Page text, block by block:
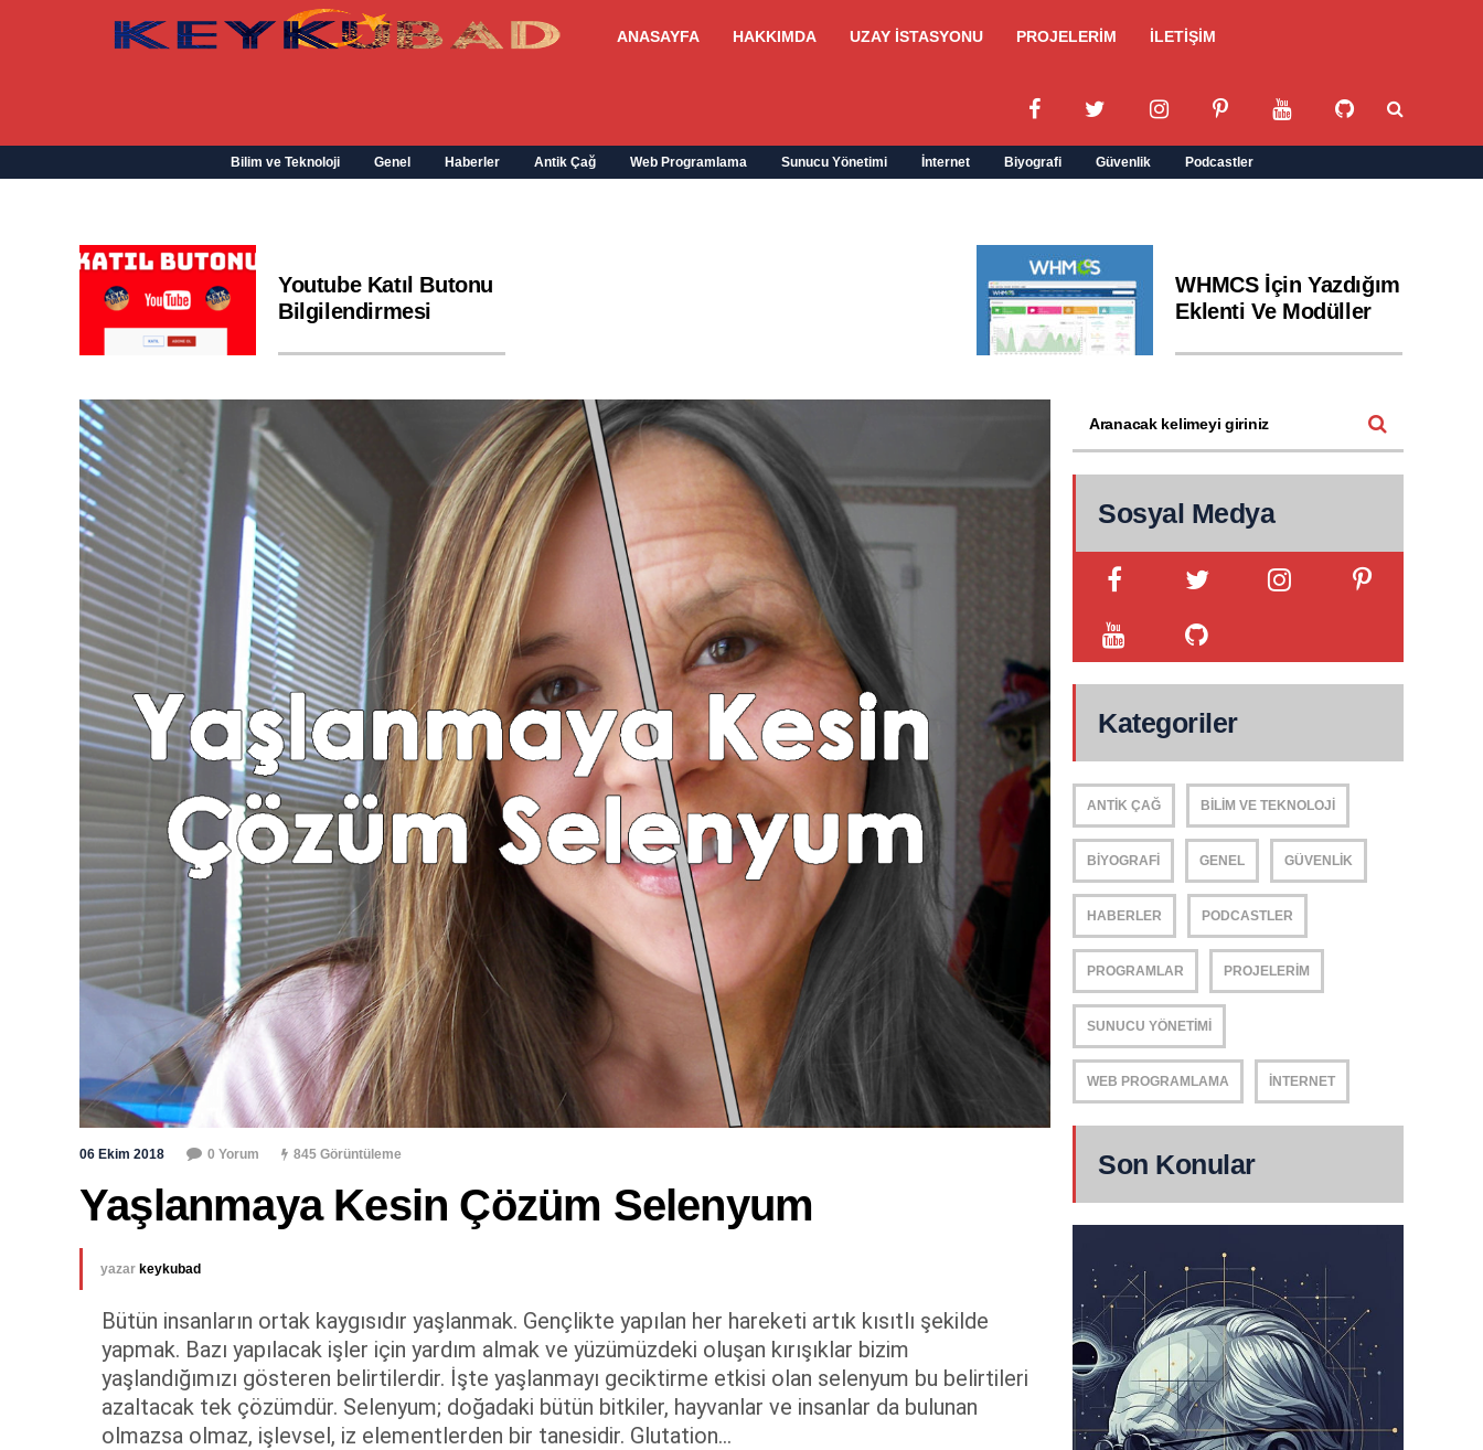
ANASAYFA HAKKIMDA UZAY İSTASYONU PROJELERİM İLETİŞİM
Bilim ve Teknoloji Genel Haberler Antik Çağ Web Programlama Sunucu Yönetimi İnternet Biyografi Güvenlik Podcastler
Youtube Katıl Butonu
Bilgilendirmesi
WHMCS İçin Yazdığım
Eklenti Ve Modüller
06 Ekim 2018 0 Yorum 845 Görüntüleme
Yaşlanmaya Kesin Çözüm Selenyum
yazar keykubad
Bütün insanların ortak kaygısıdır yaşlanmak. Gençlikte yapılan her hareketi artık kısıtlı şekilde
yapmak. Bazı yapılacak işler için yardım almak ve yüzümüzdeki oluşan kırışıklar bizim
yaşlandığımızı gösteren belirtilerdir. İşte yaşlanmayı geciktirme etkisi olan selenyum bu belirtileri
azaltacak tek çözümdür. Selenyum; doğadaki bütün bitkiler, hayvanlar ve insanlar da bulunan
olmazsa olmaz, işlevsel, iz elementlerden bir tanesidir. Glutation...
Sosyal Medya
Kategoriler
ANTIK ÇAĞ BILIM VE TEKNOLOJI
BIYOGRAFI GENEL GÜVENLIK
HABERLER PODCASTLER
PROGRAMLAR PROJELERIM
SUNUCU YÖNETIMI
WEB PROGRAMLAMA İNTERNET
Son Konular